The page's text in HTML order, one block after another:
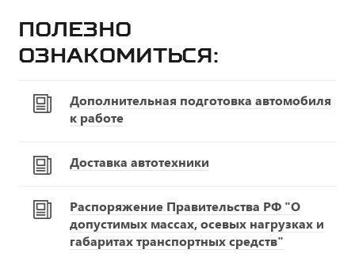
Полезно
ознакомиться:
Дополнительная подготовка автомобиля
к работе
Доставка автотехники
Распоряжение Правительства РФ "О
допустимых массах, осевых нагрузках и
габаритах транспортных средств"